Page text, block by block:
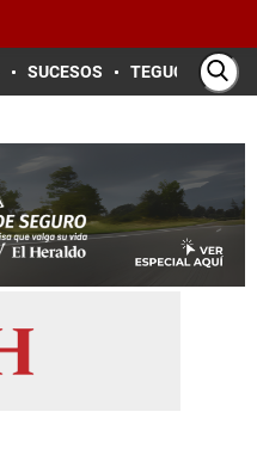
SUCESOS TEGUCIGALPA